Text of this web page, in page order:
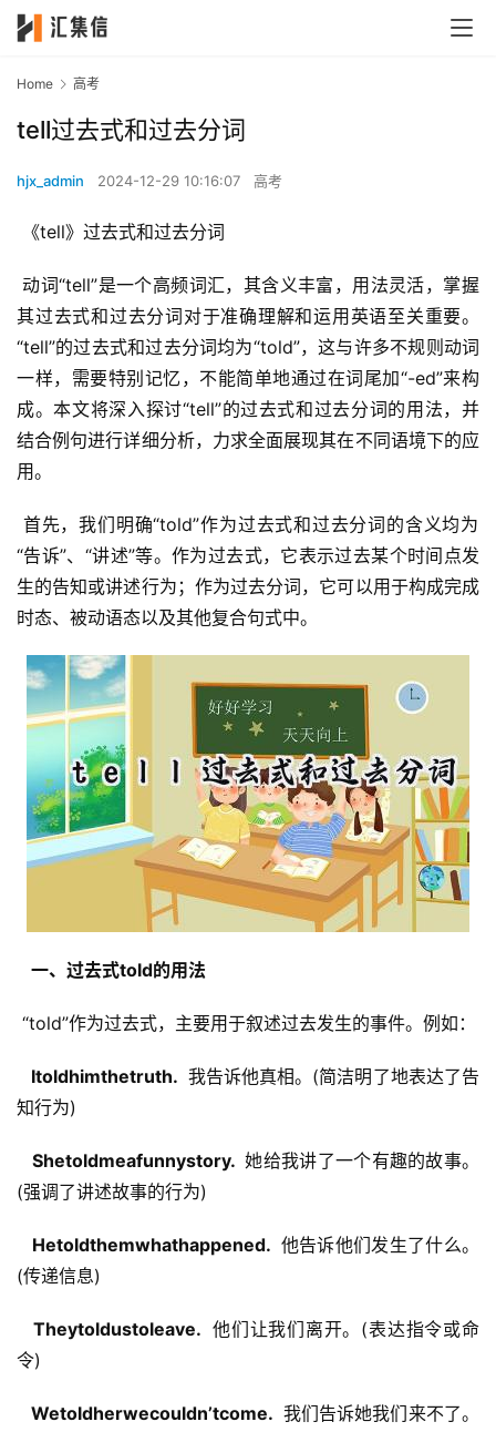
Home 高考
tell过去式和过去分词
hjx_admin 2024-12-29 10:16:07 高考
《tell》过去式和过去分词
动词“tell”是一个高频词汇，其含义丰富，用法灵活，掌握
其过去式和过去分词对于准确理解和运用英语至关重要。
“tell”的过去式和过去分词均为“told”，这与许多不规则动词
一样，需要特别记忆，不能简单地通过在词尾加“-ed”来构
成。本文将深入探讨“tell”的过去式和过去分词的用法，并
结合例句进行详细分析，力求全面展现其在不同语境下的应
用。
“告诉”、“讲述”等。作为过去式，它表示过去某个时间点发
生的告知或讲述行为；作为过去分词，它可以用于构成完成
时态、被动语态以及其他复合句式中。
  一、过去式told的用法
“told”作为过去式，主要用于叙述过去发生的事件。例如：
  Itoldhimthetruth.
我告诉他真相。(简洁明了地表达了告
知行为)
  Shetoldmeafunnystory.
她给我讲了一个有趣的故事。
(强调了讲述故事的行为)
  Hetoldthemwhathappened.
他告诉他们发生了什么。
(传递信息)
  Theytoldustoleave.
他们让我们离开。(表达指令或命
令)
  Wetoldherwecouldn’tcome.
我们告诉她我们来不了。